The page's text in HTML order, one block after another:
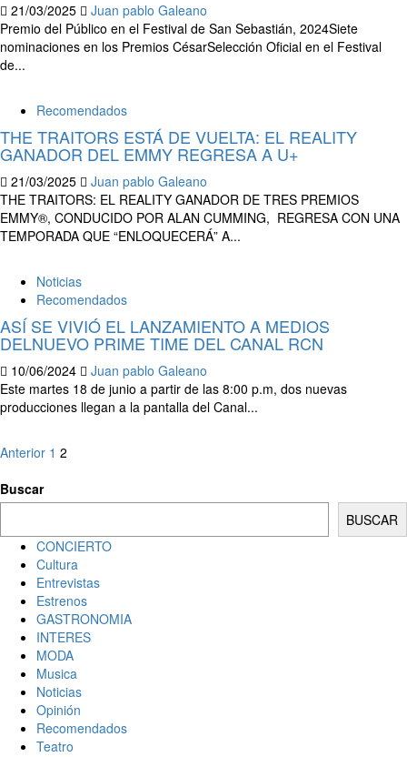
21/03/2025
Juan pablo Galeano
Premio del Público en el Festival de San Sebastián, 2024Siete
nominaciones en los Premios CésarSelección Oficial en el Festival
de...
Recomendados
THE TRAITORS ESTÁ DE VUELTA: EL REALITY
GANADOR DEL EMMY REGRESA A U+
21/03/2025
Juan pablo Galeano
THE TRAITORS: EL REALITY GANADOR DE TRES PREMIOS
EMMY®, CONDUCIDO POR ALAN CUMMING, REGRESA CON UNA
TEMPORADA QUE “ENLOQUECERÁ” A...
Noticias
Recomendados
ASÍ SE VIVIÓ EL LANZAMIENTO A MEDIOS
DELNUEVO PRIME TIME DEL CANAL RCN
10/06/2024
Juan pablo Galeano
Este martes 18 de junio a partir de las 8:00 p.m, dos nuevas
producciones llegan a la pantalla del Canal...
Anterior 1 2
Buscar
BUSCAR
CONCIERTO
Cultura
Entrevistas
Estrenos
GASTRONOMIA
INTERES
MODA
Musica
Noticias
Opinión
Recomendados
Teatro